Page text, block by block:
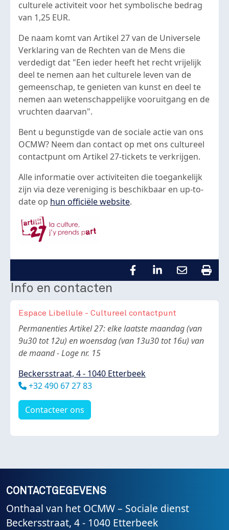
culturele activiteit voor het symbolische bedrag
van 1,25 EUR.
De naam komt van Artikel 27 van de Universele
Verklaring van de Rechten van de Mens die
verdedigt dat "Een ieder heeft het recht vrijelijk
deel te nemen aan het culturele leven van de
gemeenschap, te genieten van kunst en deel te
nemen aan wetenschappelijke vooruitgang en de
vruchten daarvan".
Bent u begunstigde van de sociale actie van ons
OCMW? Neem dan contact op met ons cultureel
contactpunt om Artikel 27-tickets te verkrijgen.
Alle informatie over activiteiten die toegankelijk
zijn via deze vereniging is beschikbaar en up-to-
date op hun officiële website.
Info en contacten
Espace Libellule - Cultureel contactpunt
Body
Permanenties Artikel 27: elke laatste maandag (van
9u30 tot 12u) en woensdag (van 13u30 tot 16u) van
de maand - Loge nr. 15
Beckersstraat, 4 - 1040 Etterbeek
Téléphone
+32 490 67 27 83
Contacteer ons
CONTACTGEGEVENS
Onthaal van het OCMW – Sociale dienst
Beckersstraat, 4 - 1040 Etterbeek